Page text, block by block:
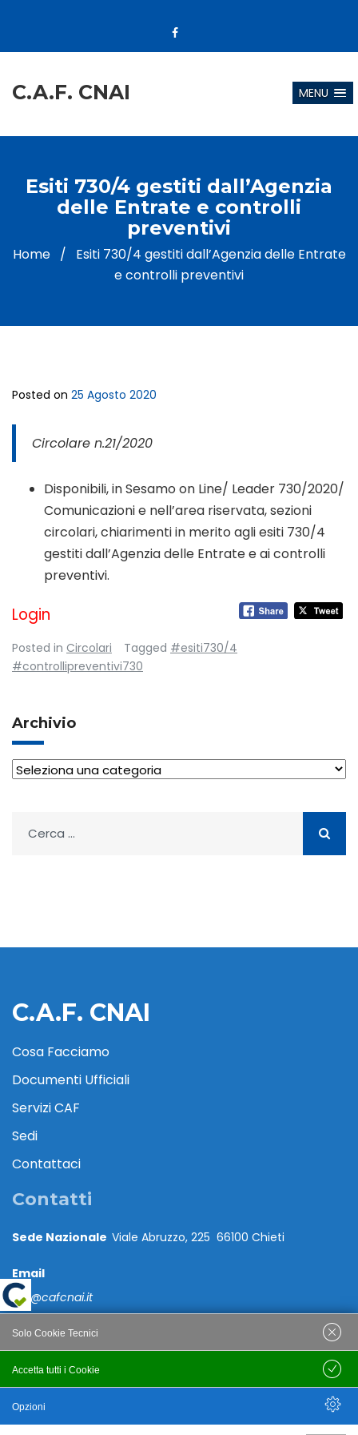
C.A.F. CNAI MENU
Esiti 730/4 gestiti dall’Agenzia
delle Entrate e controlli
preventivi
Home/ Esiti 730/4 gestiti dall’Agenzia delle Entrate
e controlli preventivi
Posted on 25 Agosto 2020
Circolare n.21/2020
Disponibili, in Sesamo on Line/ Leader 730/2020/
Comunicazioni e nell’area riservata, sezioni
circolari, chiarimenti in merito agli esiti 730/4
gestiti dall’Agenzia delle Entrate e ai controlli
preventivi.
Login
Posted in Circolari Tagged #esiti730/4
#controllipreventivi730
Archivio
Archivio
per:
C.A.F. CNAI
Cosa Facciamo
Documenti Ufficiali
Servizi CAF
Sedi
Contattaci
Contatti
Sede Nazionale Viale Abruzzo, 225 66100 Chieti
Email
caf@cafcnai.it
Posta Certificata
Accetta tutti i Cookie
Solo Cookie Tecnici
Salva
Opzioni